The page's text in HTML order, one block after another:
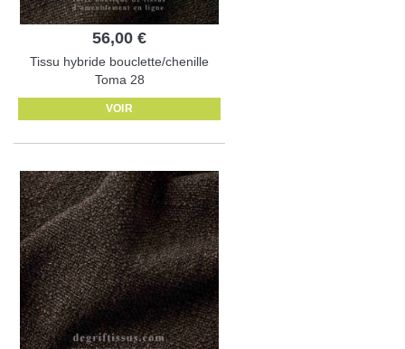
56,00 €
Tissu hybride bouclette/chenille
Toma 28
VOIR